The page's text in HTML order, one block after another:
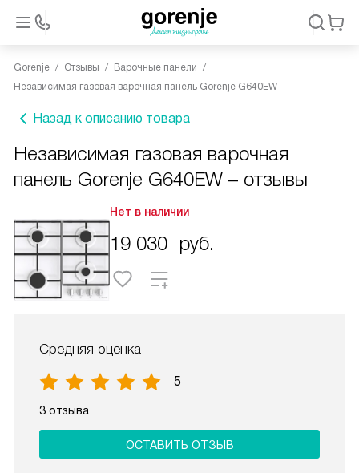
Gorenje Отзывы
Варочные панели
Независимая газовая варочная панель Gorenje G640EW
Назад к описанию товара
Независимая газовая варочная
панель Gorenje G640EW – отзывы
Нет в наличии
19 030 руб.
Средняя оценка
5
3 отзыва
ОСТАВИТЬ ОТЗЫВ